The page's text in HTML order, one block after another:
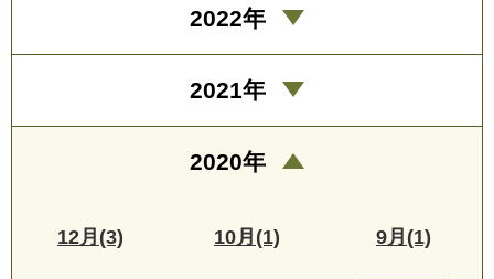
2022年
2021年
2020年
12月(3) 10月(1) 9月(1)